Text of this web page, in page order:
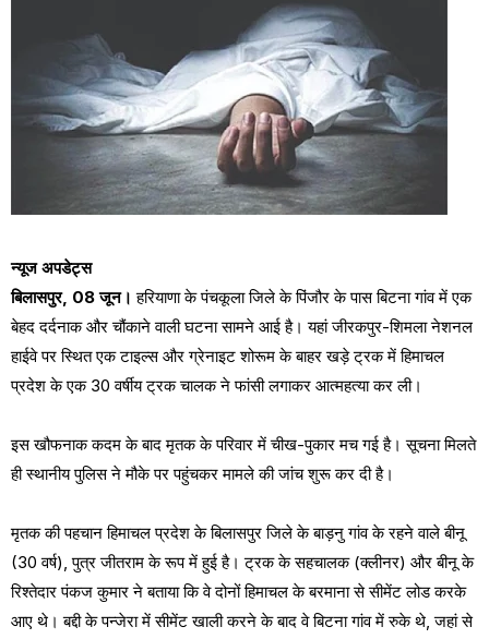
न्यूज अपडेट्स
बिलासपुर, 08 जून।हरियाणा के पंचकूला जिले के पिंजौर के पास बिटना गांव में एक
बेहद दर्दनाक और चौंकाने वाली घटना सामने आई है। यहां जीरकपुर-शिमला नेशनल
हाईवे पर स्थित एक टाइल्स और ग्रेनाइट शोरूम के बाहर खड़े ट्रक में हिमाचल
प्रदेश के एक 30 वर्षीय ट्रक चालक ने फांसी लगाकर आत्महत्या कर ली।
इस खौफनाक कदम के बाद मृतक के परिवार में चीख-पुकार मच गई है। सूचना मिलते
ही स्थानीय पुलिस ने मौके पर पहुंचकर मामले की जांच शुरू कर दी है।
मृतक की पहचान हिमाचल प्रदेश के बिलासपुर जिले के बाड़नु गांव के रहने वाले बीनू
(30 वर्ष), पुत्र जीतराम के रूप में हुई है। ट्रक के सहचालक (क्लीनर) और बीनू के
रिश्तेदार पंकज कुमार ने बताया कि वे दोनों हिमाचल के बरमाना से सीमेंट लोड करके
आए थे। बद्दी के पन्जेरा में सीमेंट खाली करने के बाद वे बिटना गांव में रुके थे, जहां से